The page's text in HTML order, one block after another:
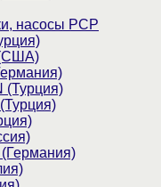
насосы PCP
(США)
(Турция)